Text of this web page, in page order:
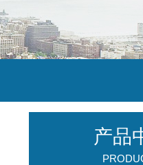
产品